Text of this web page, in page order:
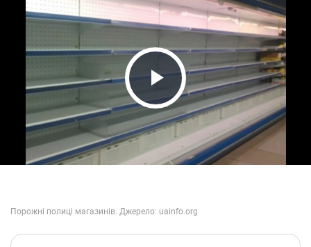
Play Video